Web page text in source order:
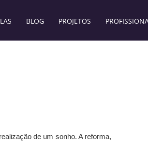
BLOG PROJETOS
de um sonho. A reforma,